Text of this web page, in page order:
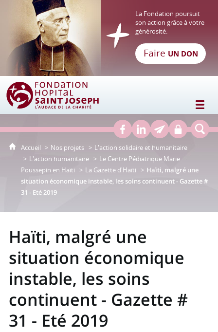
Fondation Hôpital Saint Joseph
La Fondation poursuit
son action grâce à votre
générosité.
Faire UN DON
Accueil Nos projets
L'action solidaire et humanitaire
L'action humanitaire
Le Centre Pédiatrique Marie
Poussepin en Haïti
La Gazette d'Haïti
Haïti, malgré une
situation économique instable, les soins continuent - Gazette #
31 - Eté 2019
Haïti, malgré une
situation économique
instable, les soins
continuent - Gazette #
31 - Eté 2019